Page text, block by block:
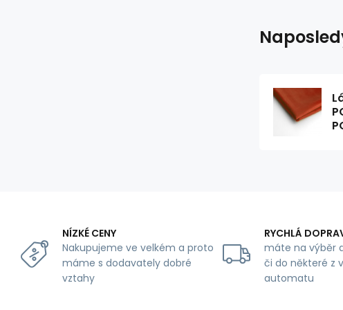
NÍZKÉ CENY
Nakupujeme ve velkém a proto
máme s dodavately dobré
vztahy
RYCHLÁ
máte na výběr
či do některé z
automatu